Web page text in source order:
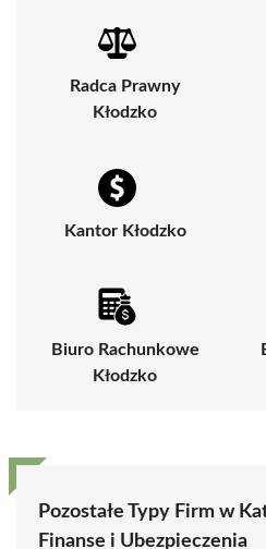
Radca Prawny
Kłodzko
Kantor Kłodzko
Biuro Rachunkowe
Kłodzko
Pozostałe Typy Firm w
Finanse i Ubezpieczenia